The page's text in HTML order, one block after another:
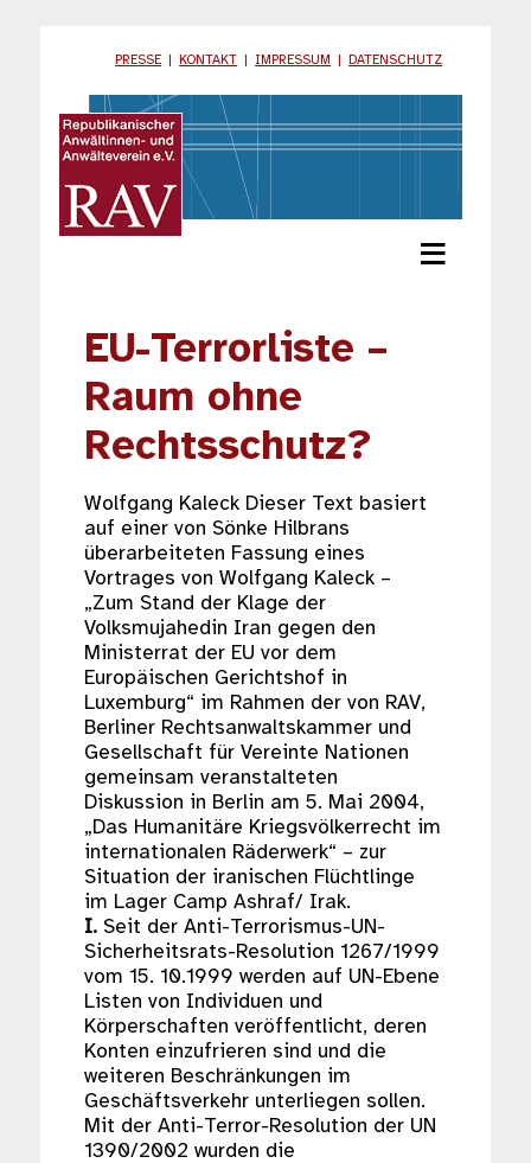
PRESSE KONTAKT |IMPRESSUM DATENSCHUTZ
≡
EU-Terrorliste –
Raum ohne
Rechtsschutz?
Wolfgang Kaleck Dieser Text basiert
auf einer von Sönke Hilbrans
überarbeiteten Fassung eines
Vortrages von Wolfgang Kaleck –
„Zum Stand der Klage der
Volksmujahedin Iran gegen den
Ministerrat der EU vor dem
Europäischen Gerichtshof in
Luxemburg“ im Rahmen der von RAV,
Berliner Rechtsanwaltskammer und
Gesellschaft für Vereinte Nationen
gemeinsam veranstalteten
Diskussion in Berlin am 5. Mai 2004,
„Das Humanitäre Kriegsvölkerrecht im
internationalen Räderwerk“ – zur
Situation der iranischen Flüchtlinge
im Lager Camp Ashraf/ Irak.
I. Seit der Anti-Terrorismus-UN-
Sicherheitsrats-Resolution 1267/1999
vom 15. 10.1999 werden auf UN-Ebene
Listen von Individuen und
Körperschaften veröffentlicht, deren
Konten einzufrieren sind und die
weiteren Beschränkungen im
Geschäftsverkehr unterliegen sollen.
Mit der Anti-Terror-Resolution der UN
1390/2002 wurden die